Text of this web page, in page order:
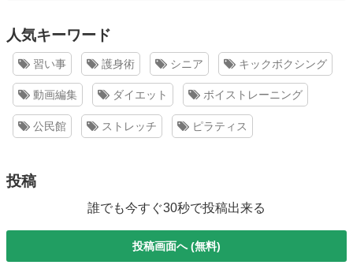
人気キーワード
習い事 護身術 シニア キックボクシング
動画編集 ダイエット ボイストレーニング
公民館 ストレッチ ピラティス
投稿
誰でも今すぐ30秒で投稿出来る
投稿画面へ (無料)